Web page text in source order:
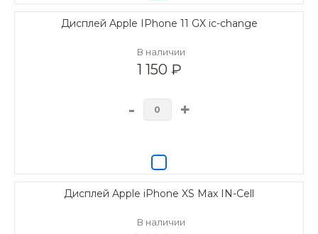
Дисплей Apple IPhone 11 GX ic-change
В наличии
1 150 ₽
- +
Дисплей Apple iPhone XS Max IN-Cell
В наличии